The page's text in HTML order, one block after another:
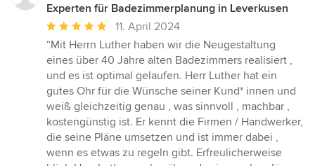
Experten für Badezimmerplanung in Leverkusen
Durchschnittliche
Bewertung:
5
von
5
Sternen
11. April 2024
“Mit Herrn Luther haben wir die Neugestaltung
eines über 40 Jahre alten Badezimmers realisiert ,
und es ist optimal gelaufen. Herr Luther hat ein
gutes Ohr für die Wünsche seiner Kund* innen und
weiß gleichzeitig genau , was sinnvoll , machbar ,
kostengünstig ist. Er kennt die Firmen / Handwerker,
die seine Pläne umsetzen und ist immer dabei ,
wenn es etwas zu regeln gibt. Erfreulicherweise